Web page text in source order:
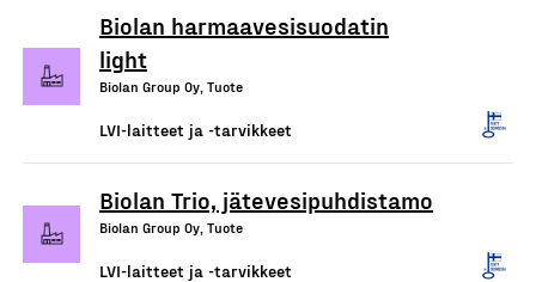
Biolan harmaavesisuodatin
light
Biolan Group Oy, Tuote
LVI-laitteet ja -tarvikkeet
Biolan Trio, jätevesipuhdistamo
Biolan Group Oy, Tuote
LVI-laitteet ja -tarvikkeet